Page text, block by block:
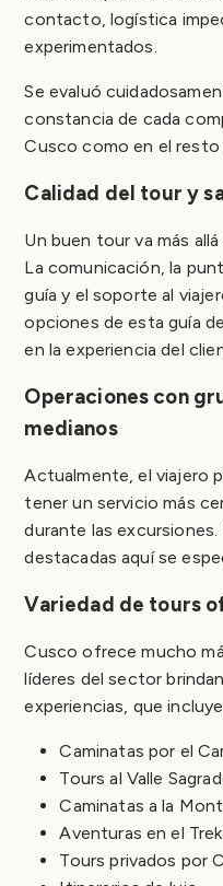
contacto, logística
experimentados.
Se evaluó
constancia de cada
Cusco como en el resto
Calidad del tour y
Un buen tour va más
La comunicación, la
guía y el soporte al
opciones de esta guía
en la experiencia del
Operaciones con
medianos
Actualmente, el viajero
tener un servicio más
durante las excursiones.
destacadas aquí se
Variedad de tours
Cusco ofrece mucho
líderes del sector
experiencias, que
Caminatas por el
Tours al Valle
Caminatas a la
Aventuras en el
Tours privados por